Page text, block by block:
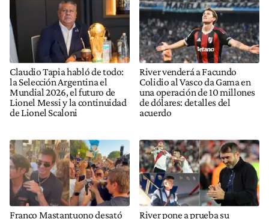
Claudio Tapia habló de todo:
la Selección Argentina el
Mundial 2026, el futuro de
Lionel Messi y la continuidad
de Lionel Scaloni
River venderá a Facundo
Colidio al Vasco da Gama en
una operación de 10 millones
de dólares: detalles del
acuerdo
Franco Mastantuono desató
River pone a prueba su